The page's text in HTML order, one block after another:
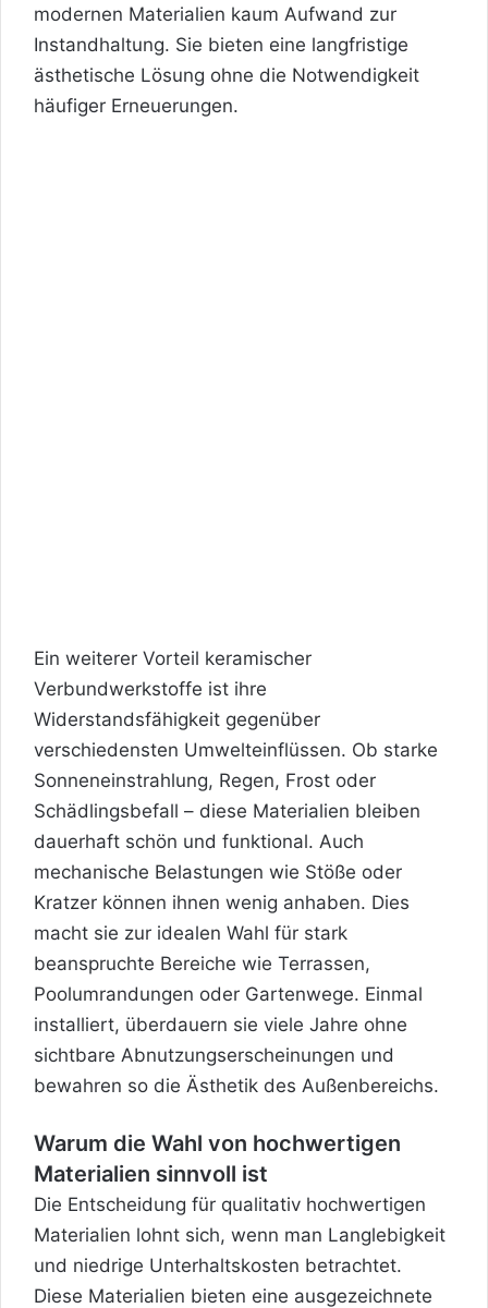
modernen Materialien kaum Aufwand zur
Instandhaltung. Sie bieten eine langfristige
ästhetische Lösung ohne die Notwendigkeit
häufiger Erneuerungen.
Ein weiterer Vorteil keramischer
Verbundwerkstoffe ist ihre
Widerstandsfähigkeit gegenüber
verschiedensten Umwelteinflüssen. Ob starke
Sonneneinstrahlung, Regen, Frost oder
Schädlingsbefall – diese Materialien bleiben
dauerhaft schön und funktional. Auch
mechanische Belastungen wie Stöße oder
Kratzer können ihnen wenig anhaben. Dies
macht sie zur idealen Wahl für stark
beanspruchte Bereiche wie Terrassen,
Poolumrandungen oder Gartenwege. Einmal
installiert, überdauern sie viele Jahre ohne
sichtbare Abnutzungserscheinungen und
bewahren so die Ästhetik des Außenbereichs.
Warum die Wahl von hochwertigen
Materialien sinnvoll ist
Die Entscheidung für qualitativ hochwertigen
Materialien lohnt sich, wenn man Langlebigkeit
und niedrige Unterhaltskosten betrachtet.
Diese Materialien bieten eine ausgezeichnete